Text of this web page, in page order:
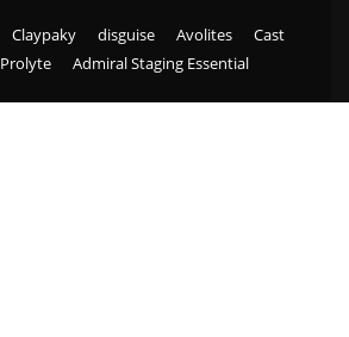
Claypaky disguise Avolites
Cast
Prolyte Admiral Staging Essential